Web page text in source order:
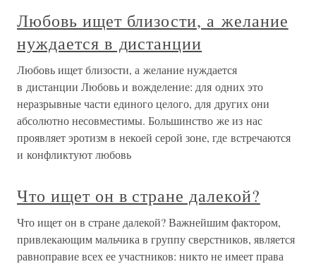
Любовь ищет близости, а желание
нуждается в дистанции
Любовь ищет близости, а желание нуждается
в дистанции Любовь и вожделение: для одних это
неразрывные части единого целого, для других они
абсолютно несовместимы. Большинство же из нас
проявляет эротизм в некоей серой зоне, где встречаются
и конфликтуют любовь
Что ищет он в стране далекой?
Что ищет он в стране далекой? Важнейшим фактором,
привлекающим мальчика в группу сверстников, является
равноправие всех ее участников: никто не имеет права